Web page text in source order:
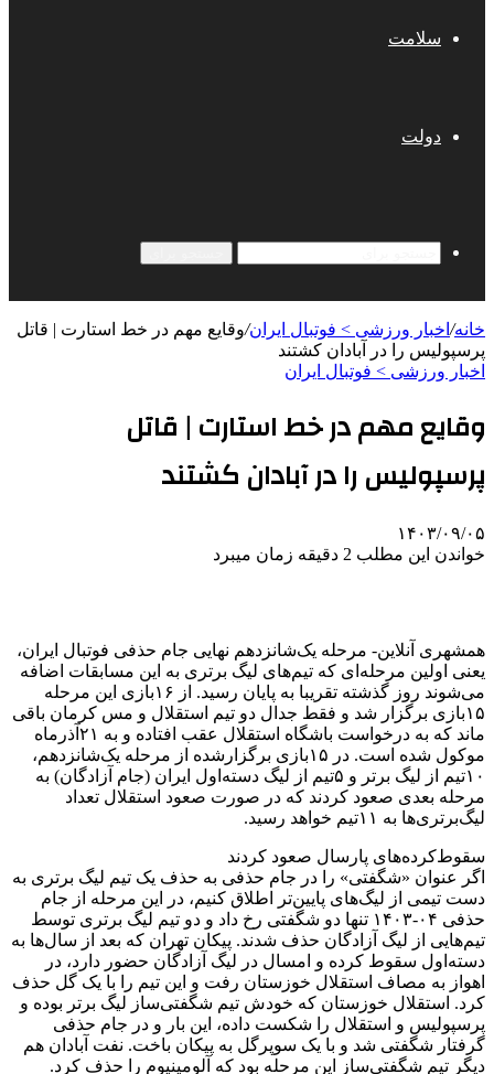
سلامت
دولت
خانه/ اخبار ورزشی > فوتبال ايران/وقایع مهم در خط استارت | قاتل
پرسپولیس را در آبادان کشتند
اخبار ورزشی > فوتبال ايران
وقایع مهم در خط استارت | قاتل
پرسپولیس را در آبادان کشتند
۱۴۰۳/۰۹/۰۵
خواندن این مطلب 2 دقیقه زمان میبرد
همشهری آنلاین- مرحله یک‌شانزدهم نهایی جام حذفی فوتبال ایران،
یعنی اولین مرحله‌ای که تیم‌های لیگ برتری به این مسابقات اضافه
می‌شوند روز گذشته تقریبا به پایان رسید. از ۱۶بازی این مرحله
۱۵بازی برگزار شد و فقط جدال دو تیم استقلال و مس کرمان باقی
ماند که به درخواست باشگاه استقلال عقب افتاده و به ۲۱آذرماه
موکول شده است. در ۱۵بازی برگزارشده از مرحله یک‌شانزدهم،
۱۰تیم از لیگ برتر و ۵تیم از لیگ دسته‌اول ایران (جام آزادگان) به
مرحله بعدی صعود کردند که در صورت صعود استقلال تعداد
لیگ‌برتری‌ها به ۱۱تیم خواهد رسید.
سقوط‌کرده‌های پارسال صعود کردند
اگر عنوان «شگفتی» را در جام حذفی به حذف یک تیم لیگ برتری به
دست تیمی از لیگ‌های پایین‌تر اطلاق کنیم، در این مرحله از جام
حذفی ۰۴-۱۴۰۳ تنها دو شگفتی رخ داد و دو تیم لیگ برتری توسط
تیم‌هایی از لیگ آزادگان حذف شدند. پیکان تهران که بعد از سال‌ها به
دسته‌اول سقوط کرده و امسال در لیگ آزادگان حضور دارد، در
اهواز به مصاف استقلال خوزستان رفت و این تیم را با یک گل حذف
کرد. استقلال خوزستان که خودش تیم شگفتی‌ساز لیگ برتر بوده و
پرسپولیس و استقلال را شکست داده، این بار و در جام حذفی
گرفتار شگفتی شد و با یک سوپرگل به پیکان باخت. نفت آبادان هم
دیگر تیم شگفتی‌ساز این مرحله بود که آلومینیوم را حذف کرد.